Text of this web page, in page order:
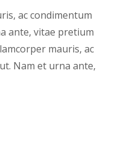
ac condimentum
ante, vitae pretium
mauris, ac
Nam et urna ante,